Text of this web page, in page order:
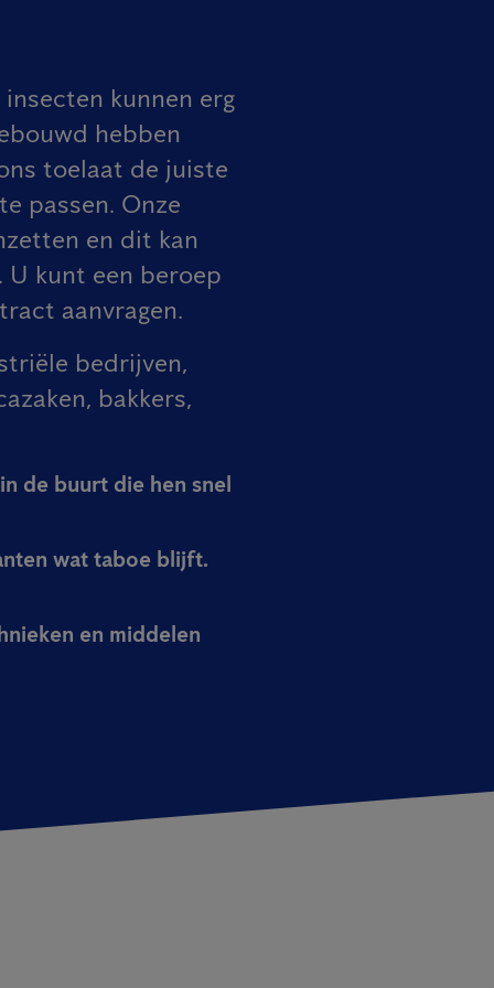
kunnen erg
hebben
toelaat de juiste
passen. Onze
en dit kan
U kunt een beroep
aanvragen.
bedrijven,
bakkers,
de buurt die hen snel
wat taboe blijft.
en middelen